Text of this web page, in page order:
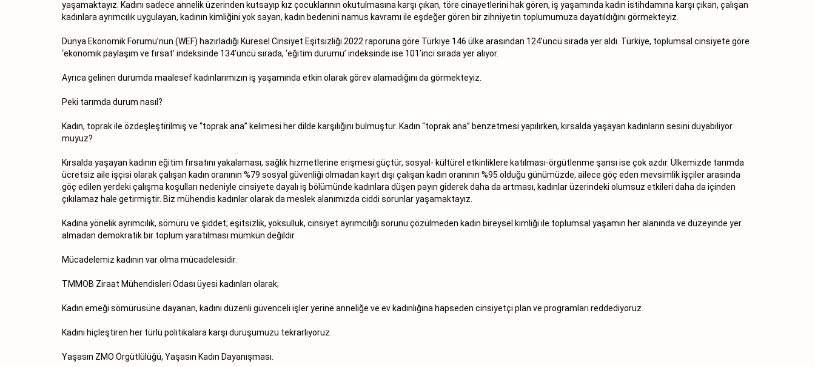
yaşamaktayız. Kadını sadece annelik üzerinden kutsayıp kız çocuklarının okutulmasına karşı çıkan, töre cinayetlerini hak gören, iş yaşamında kadın istihdamına karşı çıkan, çalışan
kadınlara ayrımcılık uygulayan, kadının kimliğini yok sayan, kadın bedenini namus kavramı ile eşdeğer gören bir zihniyetin toplumumuza dayatıldığını görmekteyiz.
Dünya Ekonomik Forumu’nun (WEF) hazırladığı Küresel Cinsiyet Eşitsizliği 2022 raporuna göre Türkiye 146 ülke arasından 124’üncü sırada yer aldı. Türkiye, toplumsal cinsiyete göre
‘ekonomik paylaşım ve fırsat’ indeksinde 134’üncü sırada, ‘eğitim durumu’ indeksinde ise 101’inci sırada yer alıyor.
Ayrıca gelinen durumda maalesef kadınlarımızın iş yaşamında etkin olarak görev alamadığını da görmekteyiz.
Peki tarımda durum nasıl?
Kadın, toprak ile özdeşleştirilmiş ve “toprak ana” kelimesi her dilde karşılığını bulmuştur. Kadın “toprak ana” benzetmesi yapılırken, kırsalda yaşayan kadınların sesini duyabiliyor
muyuz?
Kırsalda yaşayan kadının eğitim fırsatını yakalaması, sağlık hizmetlerine erişmesi güçtür, sosyal- kültürel etkinliklere katılması-örgütlenme şansı ise çok azdır. Ülkemizde tarımda
ücretsiz aile işçisi olarak çalışan kadın oranının %79 sosyal güvenliği olmadan kayıt dışı çalışan kadın oranının %95 olduğu günümüzde, ailece göç eden mevsimlik işçiler arasında
göç edilen yerdeki çalışma koşulları nedeniyle cinsiyete dayalı iş bölümünde kadınlara düşen payın giderek daha da artması, kadınlar üzerindeki olumsuz etkileri daha da içinden
çıkılamaz hale getirmiştir. Biz mühendis kadınlar olarak da meslek alanımızda ciddi sorunlar yaşamaktayız.
Kadına yönelik ayrımcılık, sömürü ve şiddet; eşitsizlik, yoksulluk, cinsiyet ayrımcılığı sorunu çözülmeden kadın bireysel kimliği ile toplumsal yaşamın her alanında ve düzeyinde yer
almadan demokratik bir toplum yaratılması mümkün değildir.
Mücadelemiz kadının var olma mücadelesidir.
TMMOB Ziraat Mühendisleri Odası üyesi kadınları olarak;
Kadın emeği sömürüsüne dayanan, kadını düzenli güvenceli işler yerine anneliğe ve ev kadınlığına hapseden cinsiyetçi plan ve programları reddediyoruz.
Kadını hiçleştiren her türlü politikalara karşı duruşumuzu tekrarlıyoruz.
Yaşasın ZMO Örgütlülüğü, Yaşasın Kadın Dayanışması.